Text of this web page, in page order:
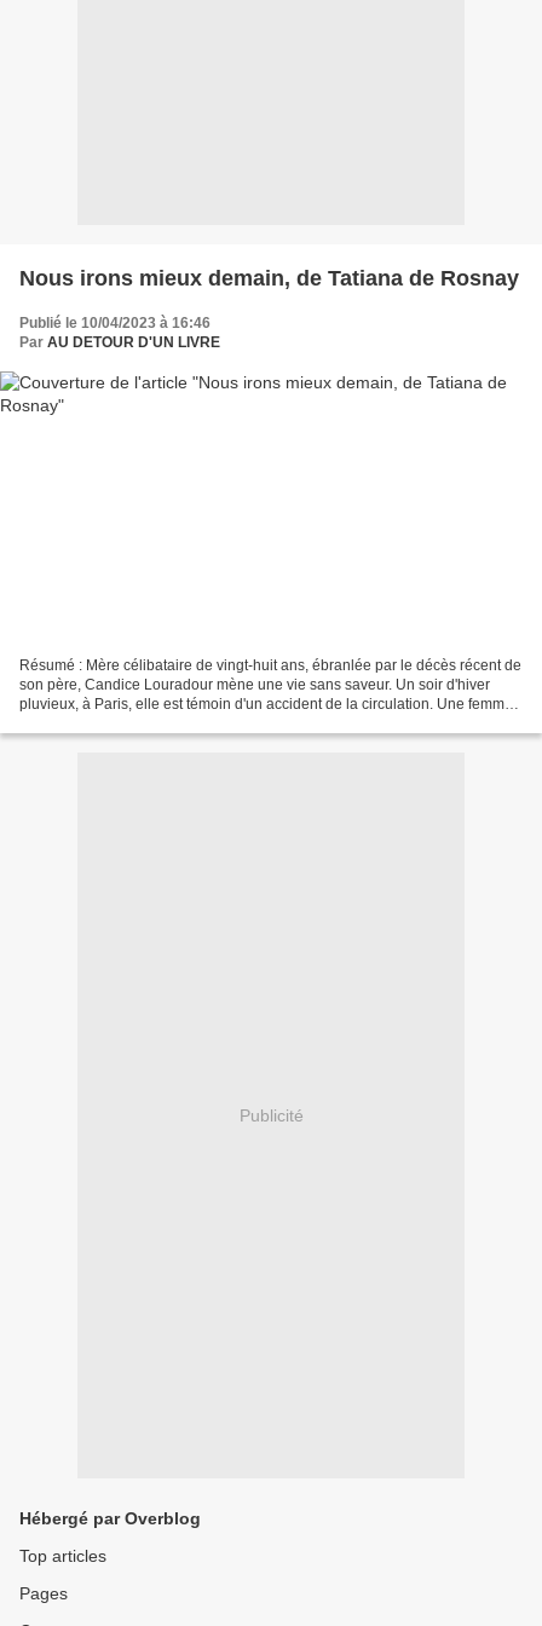
Nous irons mieux demain, de Tatiana de Rosnay
Publié le 10/04/2023 à 16:46
Par AU DETOUR D'UN LIVRE
Résumé : Mère célibataire de vingt-huit ans, ébranlée par le décès récent de
son père, Candice Louradour mène une vie sans saveur. Un soir d'hiver
pluvieux, à Paris, elle est témoin d'un accident de la circulation. Une femme
Publicité
Hébergé par Overblog
Top articles
Pages